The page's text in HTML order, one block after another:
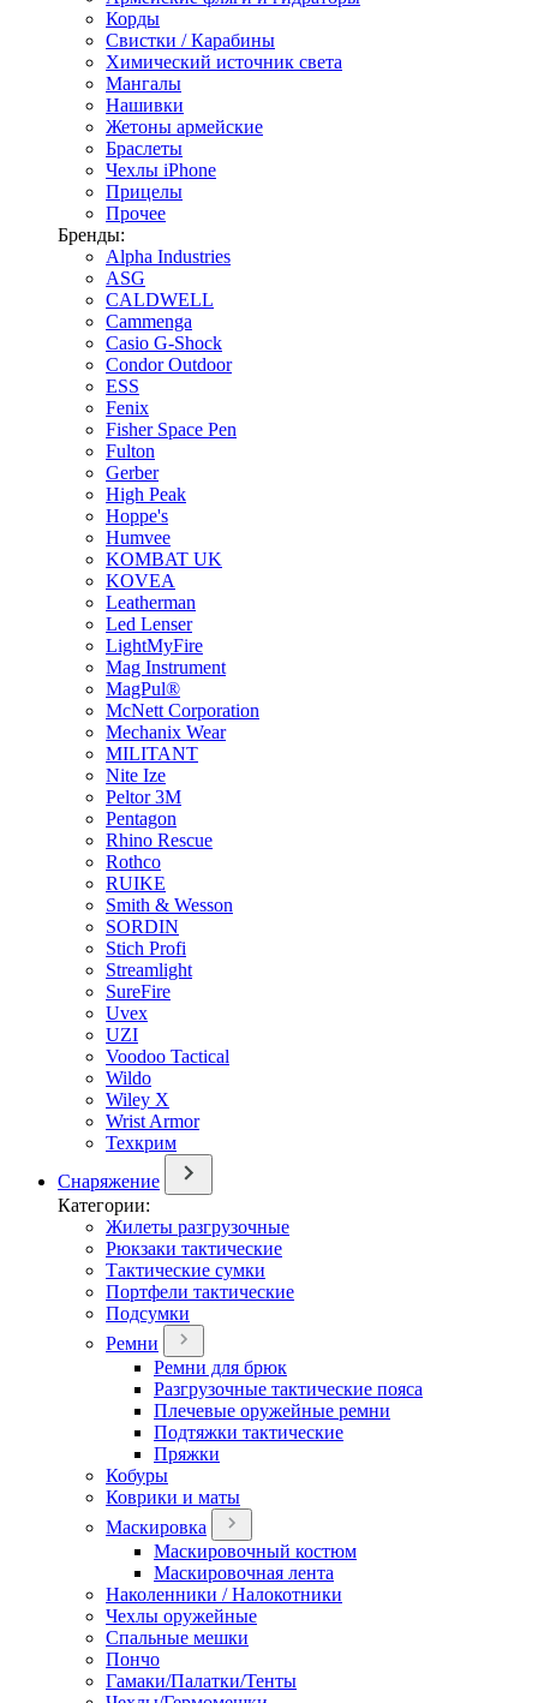
Корды
Свистки / Карабины
Химический источник света
Мангалы
Нашивки
Жетоны армейские
Браслеты
Чехлы iPhone
Прицелы
Прочее
Бренды:
Alpha Industries
ASG
CALDWELL
Cammenga
Casio G-Shock
Condor Outdoor
ESS
Fenix
Fisher Space Pen
Fulton
Gerber
High Peak
Hoppe's
Humvee
KOMBAT UK
KOVEA
Leatherman
Led Lenser
LightMyFire
Mag Instrument
MagPul®
McNett Corporation
Mechanix Wear
MILITANT
Nite Ize
Peltor 3M
Pentagon
Rhino Rescue
Rothco
RUIKE
Smith & Wesson
SORDIN
Stich Profi
Streamlight
SureFire
Uvex
UZI
Voodoo Tactical
Wildo
Wiley X
Wrist Armor
Техкрим
Снаряжение
Категории:
Жилеты разгрузочные
Рюкзаки тактические
Тактические сумки
Портфели тактические
Подсумки
Ремни
Ремни для брюк
Разгрузочные тактические пояса
Плечевые оружейные ремни
Подтяжки тактические
Пряжки
Кобуры
Коврики и маты
Маскировка
Маскировочный костюм
Маскировочная лента
Наколенники / Налокотники
Чехлы оружейные
Спальные мешки
Пончо
Гамаки/Палатки/Тенты